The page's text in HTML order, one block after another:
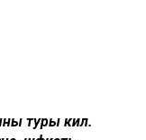
туры килә.